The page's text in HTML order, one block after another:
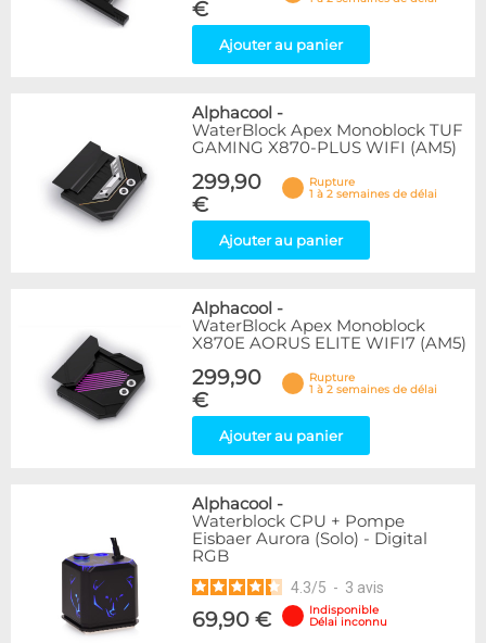
€
Ajouter au panier
Alphacool -
WaterBlock Apex Monoblock TUF
GAMING X870-PLUS WIFI (AM5)
299,90
€
Rupture
1 à 2 semaines de délai
Ajouter au panier
Alphacool -
WaterBlock Apex Monoblock
X870E AORUS ELITE WIFI7 (AM5)
299,90
€
Rupture
1 à 2 semaines de délai
Ajouter au panier
Alphacool -
Waterblock CPU + Pompe
Eisbaer Aurora (Solo) - Digital
RGB
4.3/5 - 3 avis
69,90 €
Indisponible
Délai inconnu